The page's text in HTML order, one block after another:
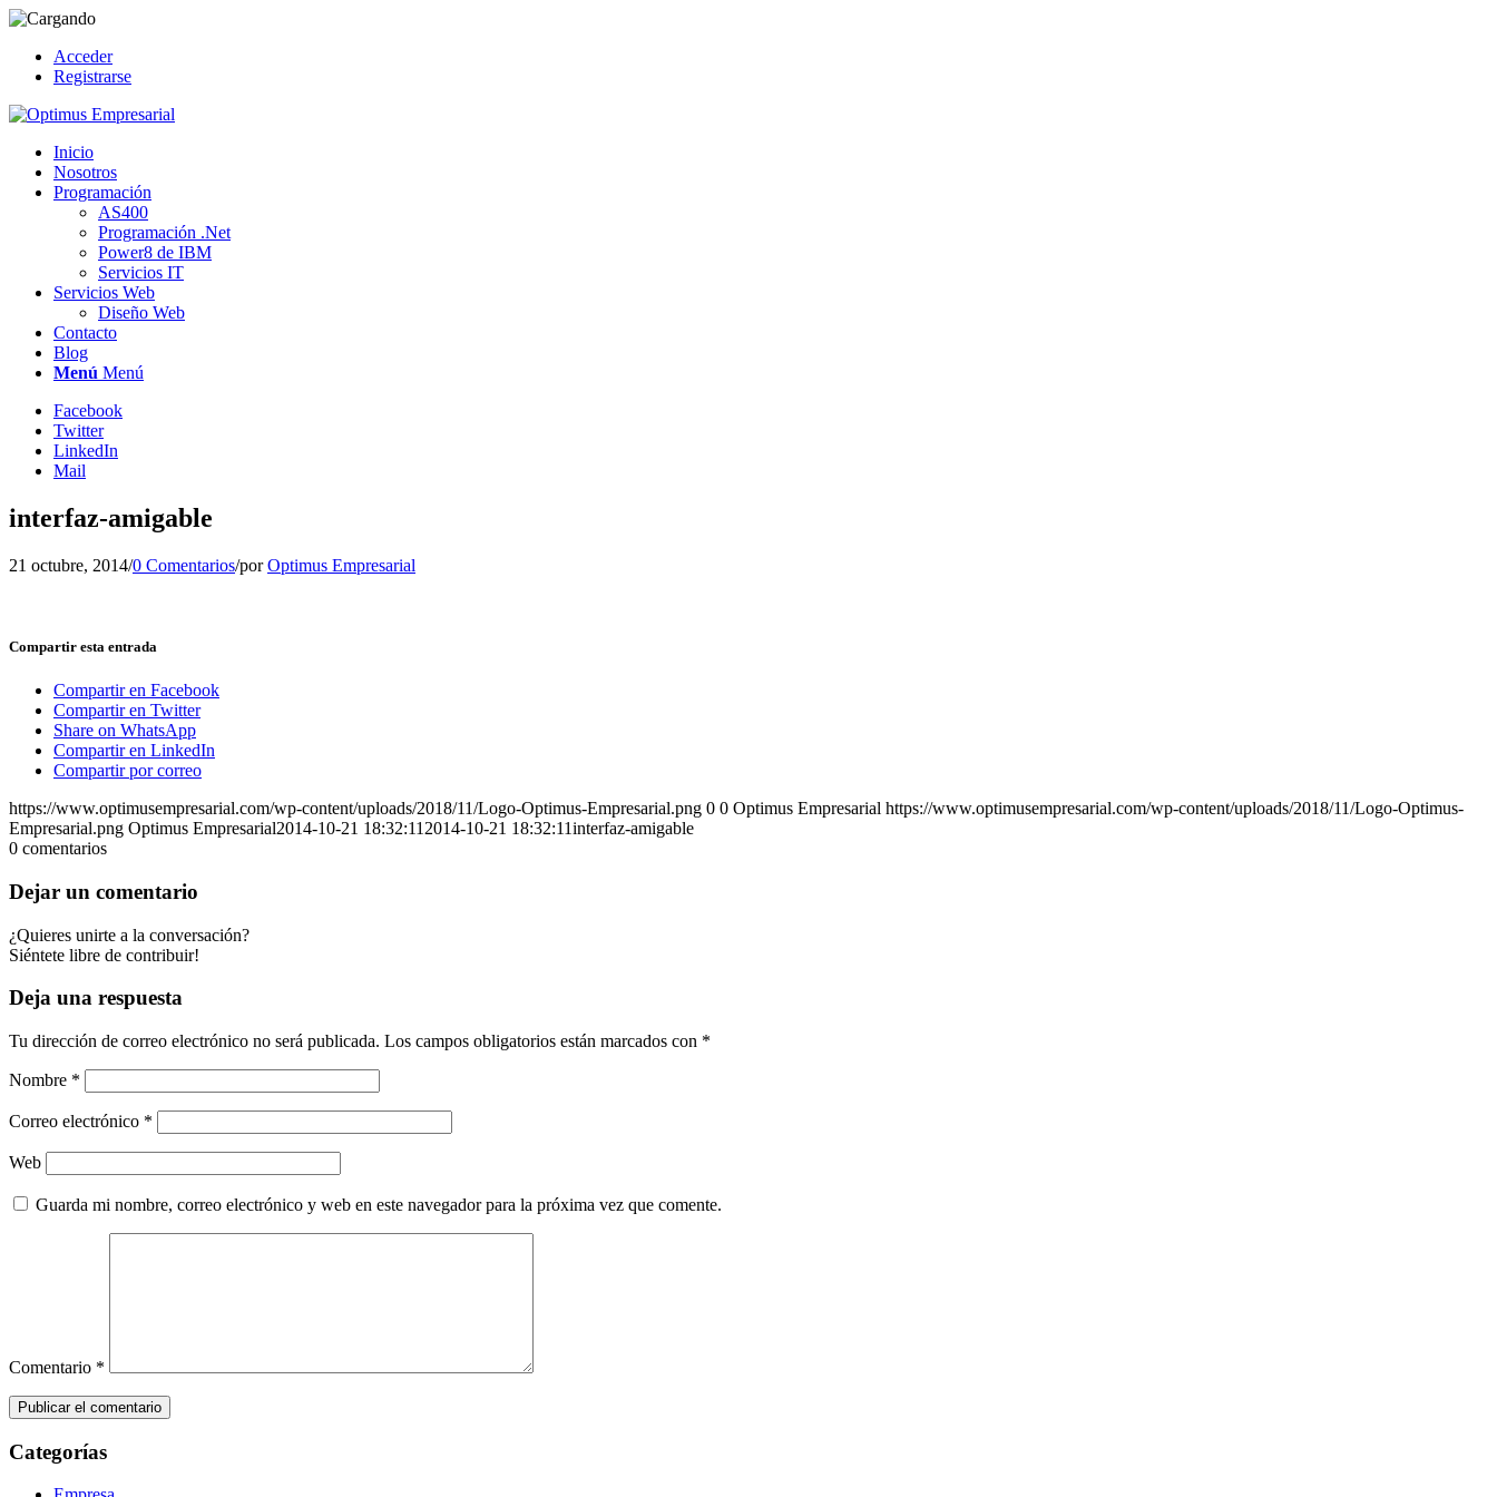
Acceder
Registrarse
Inicio
Nosotros
Programación
AS400
Programación .Net
Power8 de IBM
Servicios IT
Servicios Web
Diseño Web
Contacto
Blog
Menú Menú
Facebook
Twitter
LinkedIn
Mail
interfaz-amigable
21 octubre, 2014/0 Comentarios/porOptimus Empresarial
Compartir esta entrada
Compartir en Facebook
Compartir en Twitter
Share on WhatsApp
Compartir en LinkedIn
Compartir por correo
https://www.optimusempresarial.com/wp-content/uploads/2018/11/Logo-Optimus-Empresarial.png 0 0 Optimus Empresarial https://www.optimusempresarial.com/wp-content/uploads/2018/11/Logo-Optimus-
Empresarial.png Optimus Empresarial2014-10-21 18:32:11 2014-10-21 18:32:11interfaz-amigable
0 comentarios
Dejar un comentario
¿Quieres unirte a la conversación?
Siéntete libre de contribuir!
Deja una respuesta
Tu dirección de correo electrónico no será publicada. Los campos obligatorios están marcados con *
Nombre *
Correo electrónico *
Web
Guarda mi nombre, correo electrónico y web en este navegador para la próxima vez que comente.
Comentario *
Categorías